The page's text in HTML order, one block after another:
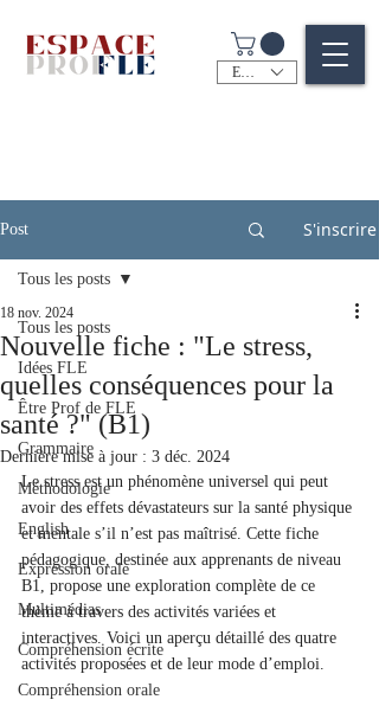
EUR (€)
Post S'inscrire
Tous les posts
Idées FLE
Être Prof de FLE
Grammaire
Méthodologie
English
Expression orale
Multimédias
Compréhension écrite
Compréhension orale
Tous les posts
Nouvelle fiche : "Le stress,
quelles conséquences pour la
santé ?" (B1)
18 nov. 2024
Dernière mise à jour : 3 déc. 2024
Le stress est un phénomène universel qui peut
avoir des effets dévastateurs sur la santé physique
et mentale s’il n’est pas maîtrisé. Cette fiche
pédagogique, destinée aux apprenants de niveau
B1, propose une exploration complète de ce
thème à travers des activités variées et
interactives. Voici un aperçu détaillé des quatre
activités proposées et de leur mode d’emploi.